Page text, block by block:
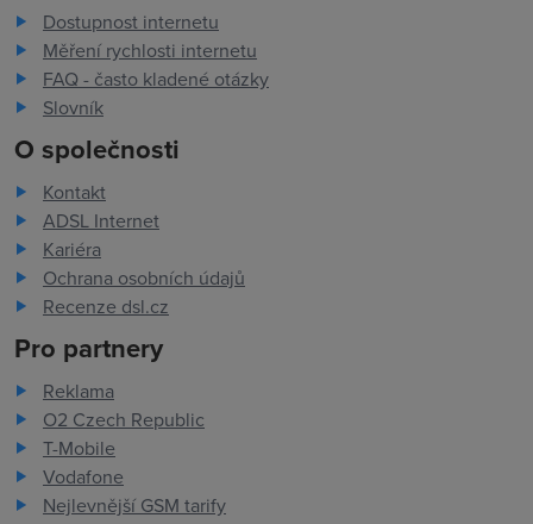
Dostupnost internetu
Měření rychlosti internetu
FAQ - často kladené otázky
Slovník
O společnosti
Kontakt
ADSL Internet
Kariéra
Ochrana osobních údajů
Recenze dsl.cz
Pro partnery
Reklama
O2 Czech Republic
T-Mobile
Vodafone
Nejlevnější GSM tarify